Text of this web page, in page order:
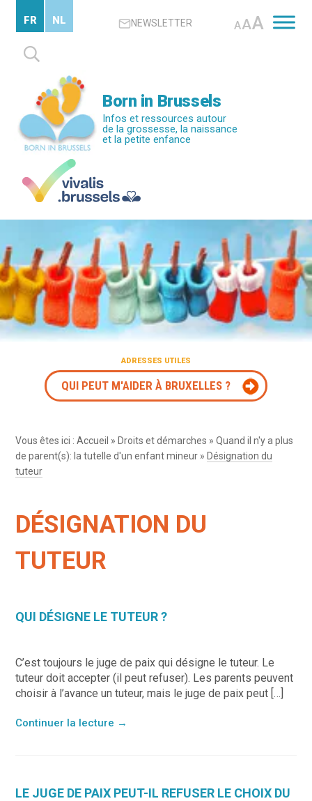
contenu
principal
NEWSLETTER AAA
Rechercher :
FR NL
Born in Brussels
Infos et ressources autour
de la grossesse, la naissance
et la petite enfance
ADRESSES UTILES
QUI PEUT M'AIDER À BRUXELLES ?
Vous êtes ici :Accueil » Droits et démarches »Quand il n'y a plus
de parent(s): la tutelle d'un enfant mineur » Désignation du
tuteur
DÉSIGNATION DU
TUTEUR
QUI DÉSIGNE LE TUTEUR ?
C’est toujours le juge de paix qui désigne le tuteur. Le
tuteur doit accepter (il peut refuser). Les parents peuvent
choisir à l’avance un tuteur, mais le juge de paix peut […]
Continuer la lecture →
LE JUGE DE PAIX PEUT-IL REFUSER LE CHOIX DU